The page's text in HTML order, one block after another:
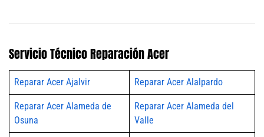
Servicio Técnico Reparación Acer
Reparar Acer Ajalvir Reparar Acer Alalpardo
Reparar Acer Alameda de
Osuna
Reparar Acer Alameda del
Valle